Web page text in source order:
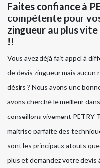
Faites confiance à
compétente pour
zingueur au plus vite
!!
Vous avez déjà fait appel à
de devis zingueur mais aucun
désirs ? Nous avons une
avons cherché le meilleur
conseillons vivement PETRY
maitrise parfaite des
sont les principaux atouts
plus et demandez votre devis